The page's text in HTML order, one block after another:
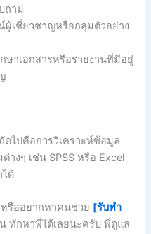
ถาม
เชี่ยวชาญหรือกลุ่มตัวอย่าง
ษาเอกสารหรือรายงานที่มีอยู่
ไปคือการวิเคราะห์ข้อมูล
างๆ เช่น SPSS หรือ Excel
ด้
รืออยากหาคนช่วย [รับทำ
ทักหาพี่ได้เลยนะครับ พี่ดูแล